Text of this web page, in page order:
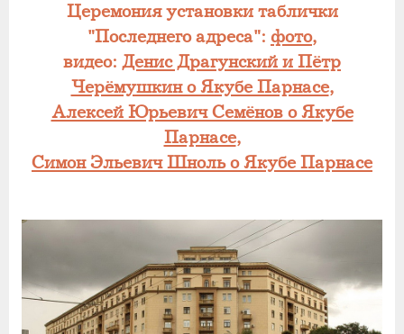
Церемония установки таблички
"Последнего адреса": фото,
видео: Денис Драгунский и Пётр
Черёмушкин о Якубе Парнасе,
Алексей Юрьевич Семёнов о Якубе
Парнасе,
Симон Эльевич Шноль о Якубе Парнасе